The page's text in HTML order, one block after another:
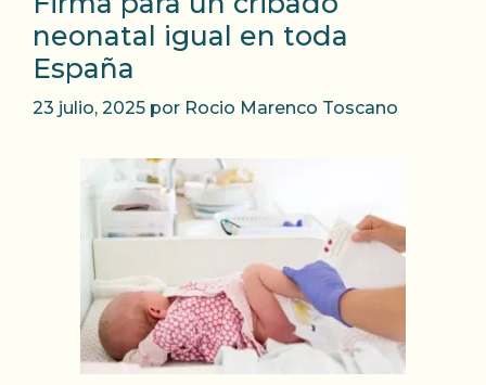
neonatal igual en toda
España
23 julio, 2025 por Rocio Marenco Toscano